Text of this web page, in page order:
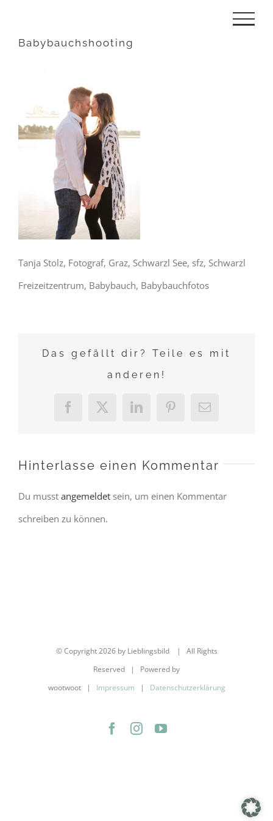
Babybauchshooting
Tanja Stolz, Fotograf, Graz, Schwarzl See, sfz, Schwarzl
Freizeitzentrum, Babybauch, Babybauchfotos
Das gefällt dir? Teile es mit
anderen!
Facebook
X LinkedInPinterest
E-
Hinterlasse einen Kommentar
Du musst angemeldet sein, um einen Kommentar
schreiben zu können.
© Copyright2026 by Lieblingsbild | All Rights
Reserved | Powered by
wootwoot | Impressum | Datenschutzerklärung
Facebook
InstagramYouTube